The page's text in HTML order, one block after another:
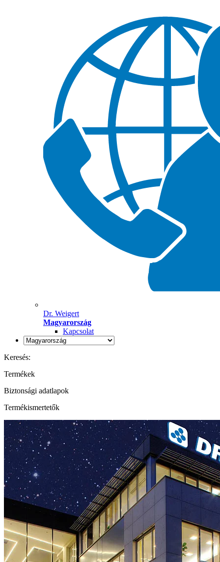
Dr. Weigert
Magyarország
Kapcsolat
Keresés:
Termékek
Biztonsági adatlapok
Termékismertetők